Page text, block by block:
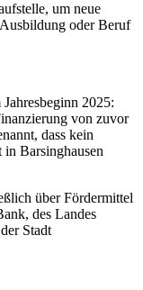
um neue
oder Beruf
2025:
von zuvor
dass kein
in Barsinghausen
über Fördermittel
des Landes
Stadt